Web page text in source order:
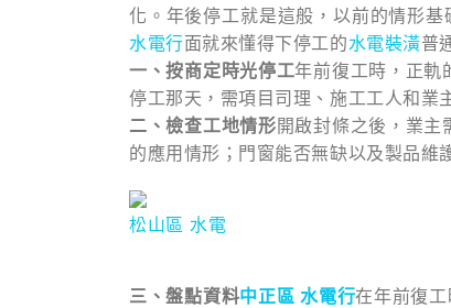
化。年後停工就是這般，以前的情形
水電行面就來懂得下停工的水電裝潢普
一、按商定時光停工年前復工時，正軌
停工那天，需項目司理、施工工人和業
二、檢查工地情形開啟封條之後，業主
的應用情形；門窗能否無缺以及製品維
松山區 水電
三、盤點資料中正區 水電行在年前復